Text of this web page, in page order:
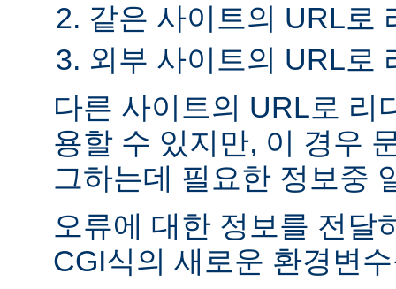
같은 사이트의 URL로
외부 사이트의 URL로
다른 사이트의 URL로 리
용할 수 있지만, 이 경우
그하는데 필요한 정보중
오류에 대한 정보를 전달
CGI식의 새로운 환경변